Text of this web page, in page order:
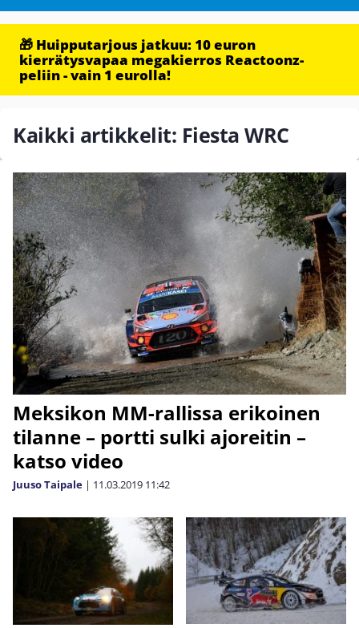
🎁 Huipputarjous jatkuu: 10 euron
kierrätysvapaa megakierros Reactoonz-
peliin - vain 1 eurolla!
Kaikki artikkelit: Fiesta WRC
Meksikon MM-rallissa erikoinen
tilanne – portti sulki ajoreitin –
katso video
Juuso Taipale | 11.03.2019 11:42